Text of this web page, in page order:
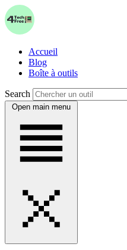
Accueil
Blog
Boîte à outils
Search
Open main menu